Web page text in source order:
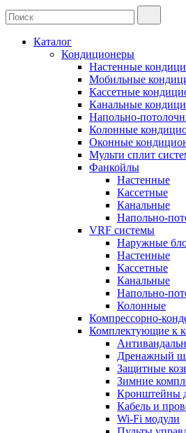
Каталог
Кондиционеры
Настенные
Мобильные
Кассетные
Канальные
Напольно-
Колонные
Оконные
Мульти сплит
Фанкойлы
Настенные
Кассетные
Канальные
Напольно-
VRF системы
Наружные
Настенные
Кассетные
Канальные
Напольно-
Колонные
Компрессорно-
Комплектующие к
Дренажный
Защитные
Зимние
Кронштейны
Кабель и
Wi-Fi модули